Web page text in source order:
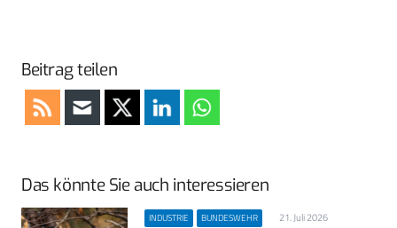
Beitrag teilen
Das könnte Sie auch interessieren
INDUSTRIE BUNDESWEHR 21. Juli 2026